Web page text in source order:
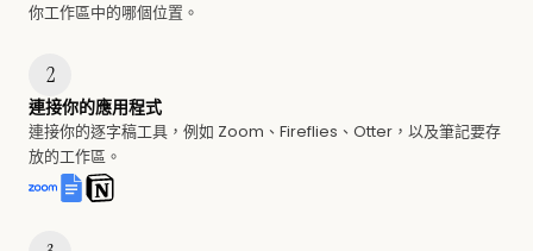
你工作區中的哪個位置。
2
連接你的應用程式
連接你的逐字稿工具，例如 Zoom、Fireflies、Otter，以及筆記要存
放的工作區。